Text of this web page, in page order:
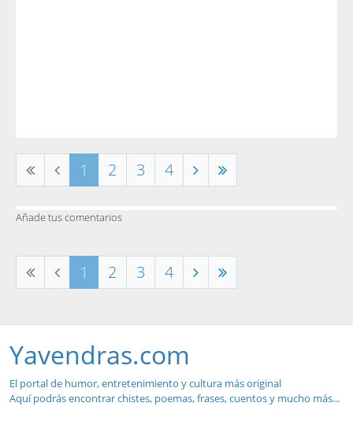
1 2 3 4
Añade tus comentarios
1 2 3 4
Yavendras.com
El portal de humor, entretenimiento y cultura más original
Aquí podrás encontrar chistes, poemas, frases, cuentos y mucho más...